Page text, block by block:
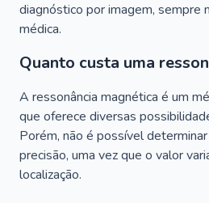
diagnóstico por imagem, sempre
médica.
Quanto custa uma
A ressonância magnética é um
que oferece diversas
Porém, não é possível
precisão, uma vez que o valor
localização.